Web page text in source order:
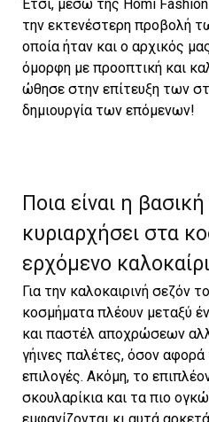
Έτσι, μέσω της Homi
την εκτενέστερη προβολή
οποία ήταν και ο αρχικός
όμορφη με προοπτική και
ώθησε στην επίτευξη των
δημιουργία των επόμενων!
Ποια είναι η
κυριαρχήσει στα
ερχόμενο
Για την καλοκαιρινή σεζόν
κοσμήματα πλέουν μεταξύ
και παστέλ αποχρώσεων
γήινες παλέτες, όσον
επιλογές. Ακόμη, το
σκουλαρίκια και τα πιο